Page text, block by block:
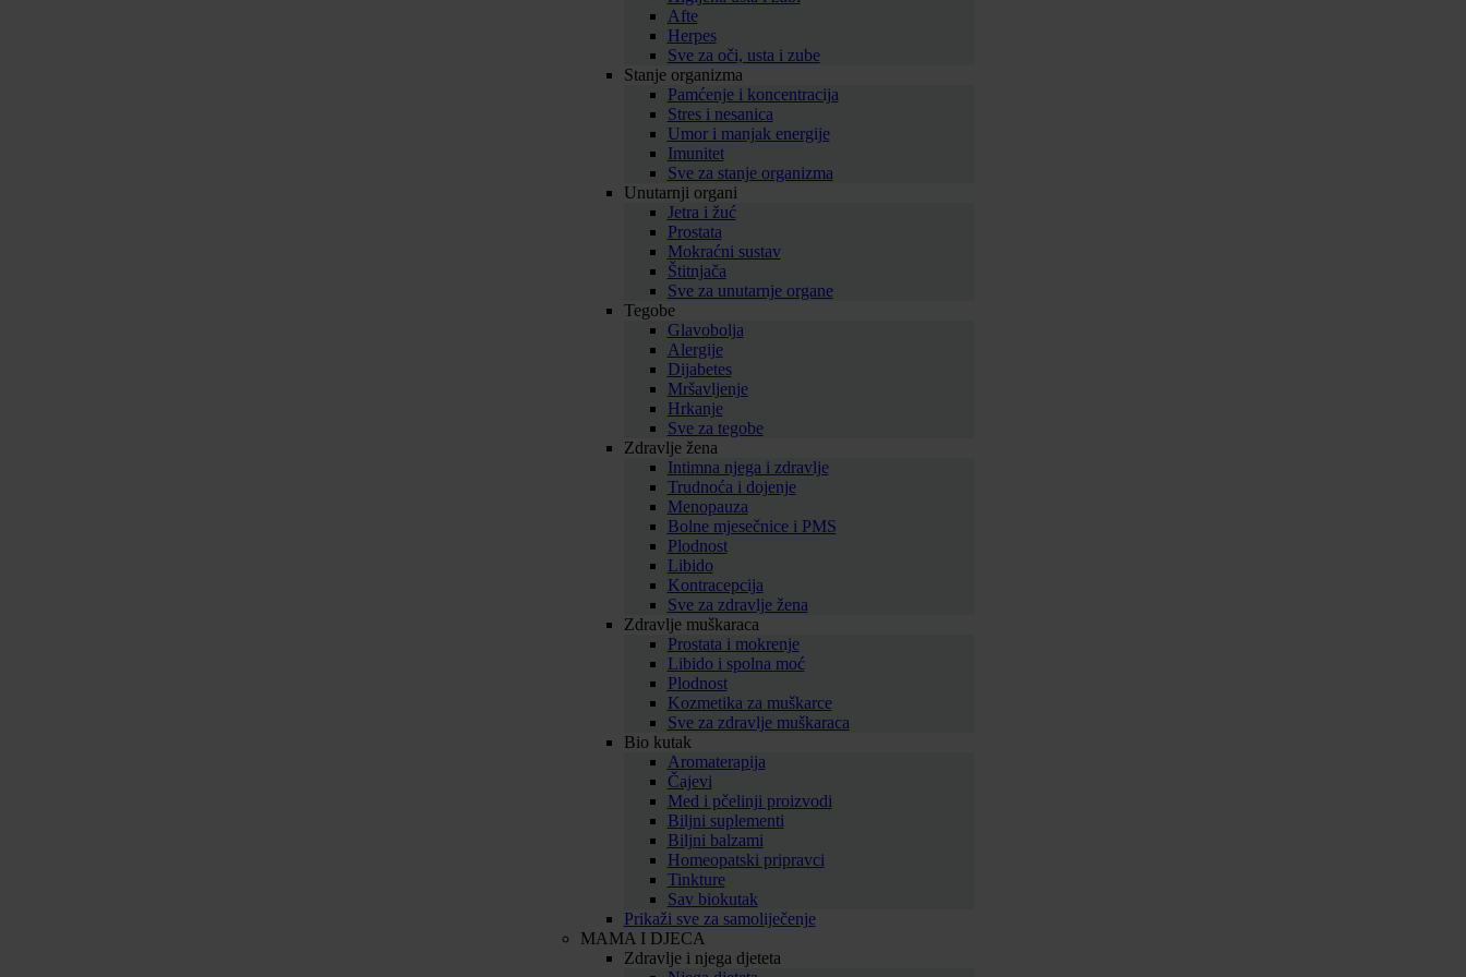
Afte
Herpes
Sve za oči, usta i zube
Stanje organizma
Pamćenje i koncentracija
Stres i nesanica
Umor i manjak energije
Imunitet
Sve za stanje organizma
Unutarnji organi
Jetra i žuć
Prostata
Mokraćni sustav
Štitnjača
Sve za unutarnje organe
Tegobe
Glavobolja
Alergije
Dijabetes
Mršavljenje
Hrkanje
Sve za tegobe
Zdravlje žena
Intimna njega i zdravlje
Trudnoća i dojenje
Menopauza
Bolne mjesečnice i PMS
Plodnost
Libido
Kontracepcija
Sve za zdravlje žena
Zdravlje muškaraca
Prostata i mokrenje
Libido i spolna moć
Plodnost
Kozmetika za muškarce
Sve za zdravlje muškaraca
Bio kutak
Aromaterapija
Čajevi
Med i pčelinji proizvodi
Biljni suplementi
Biljni balzami
Homeopatski pripravci
Tinkture
Sav biokutak
Prikaži sve za samoliječenje
MAMA I DJECA
Zdravlje i njega djeteta